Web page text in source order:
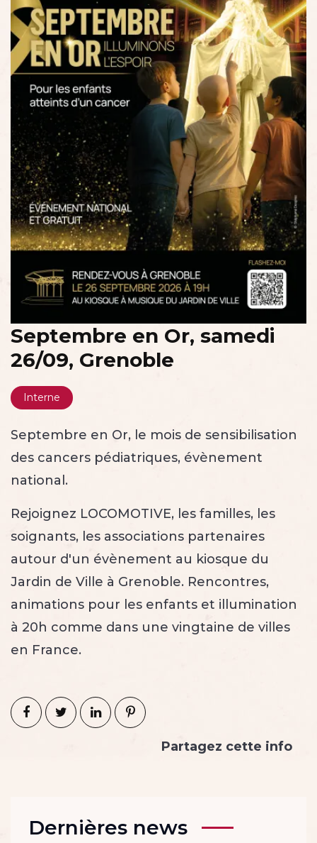
Septembre en Or, samedi
26/09, Grenoble
Interne
Septembre en Or, le mois de sensibilisation
des cancers pédiatriques, évènement
national.
Rejoignez LOCOMOTIVE, les familles, les
soignants, les associations partenaires
autour d'un évènement au kiosque du
Jardin de Ville à Grenoble. Rencontres,
animations pour les enfants et illumination
à 20h comme dans une vingtaine de villes
en France.
Partagez cette info
Dernières news